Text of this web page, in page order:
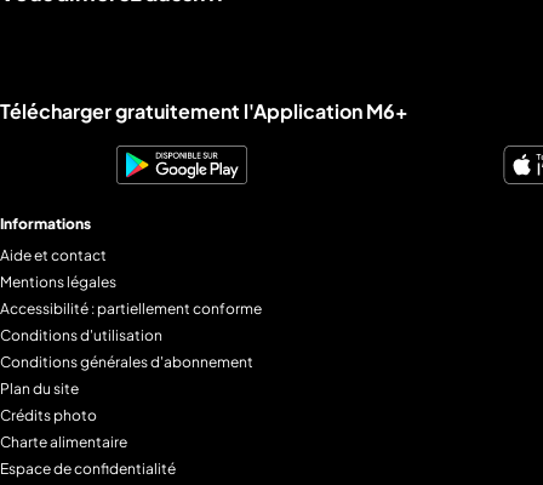
Liens utiles M6+.
Télécharger gratuitement l'Application M6+
Informations
Aide et contact
Mentions légales
Accessibilité : partiellement conforme
Conditions d'utilisation
Conditions générales d'abonnement
Plan du site
Crédits photo
Charte alimentaire
Espace de confidentialité